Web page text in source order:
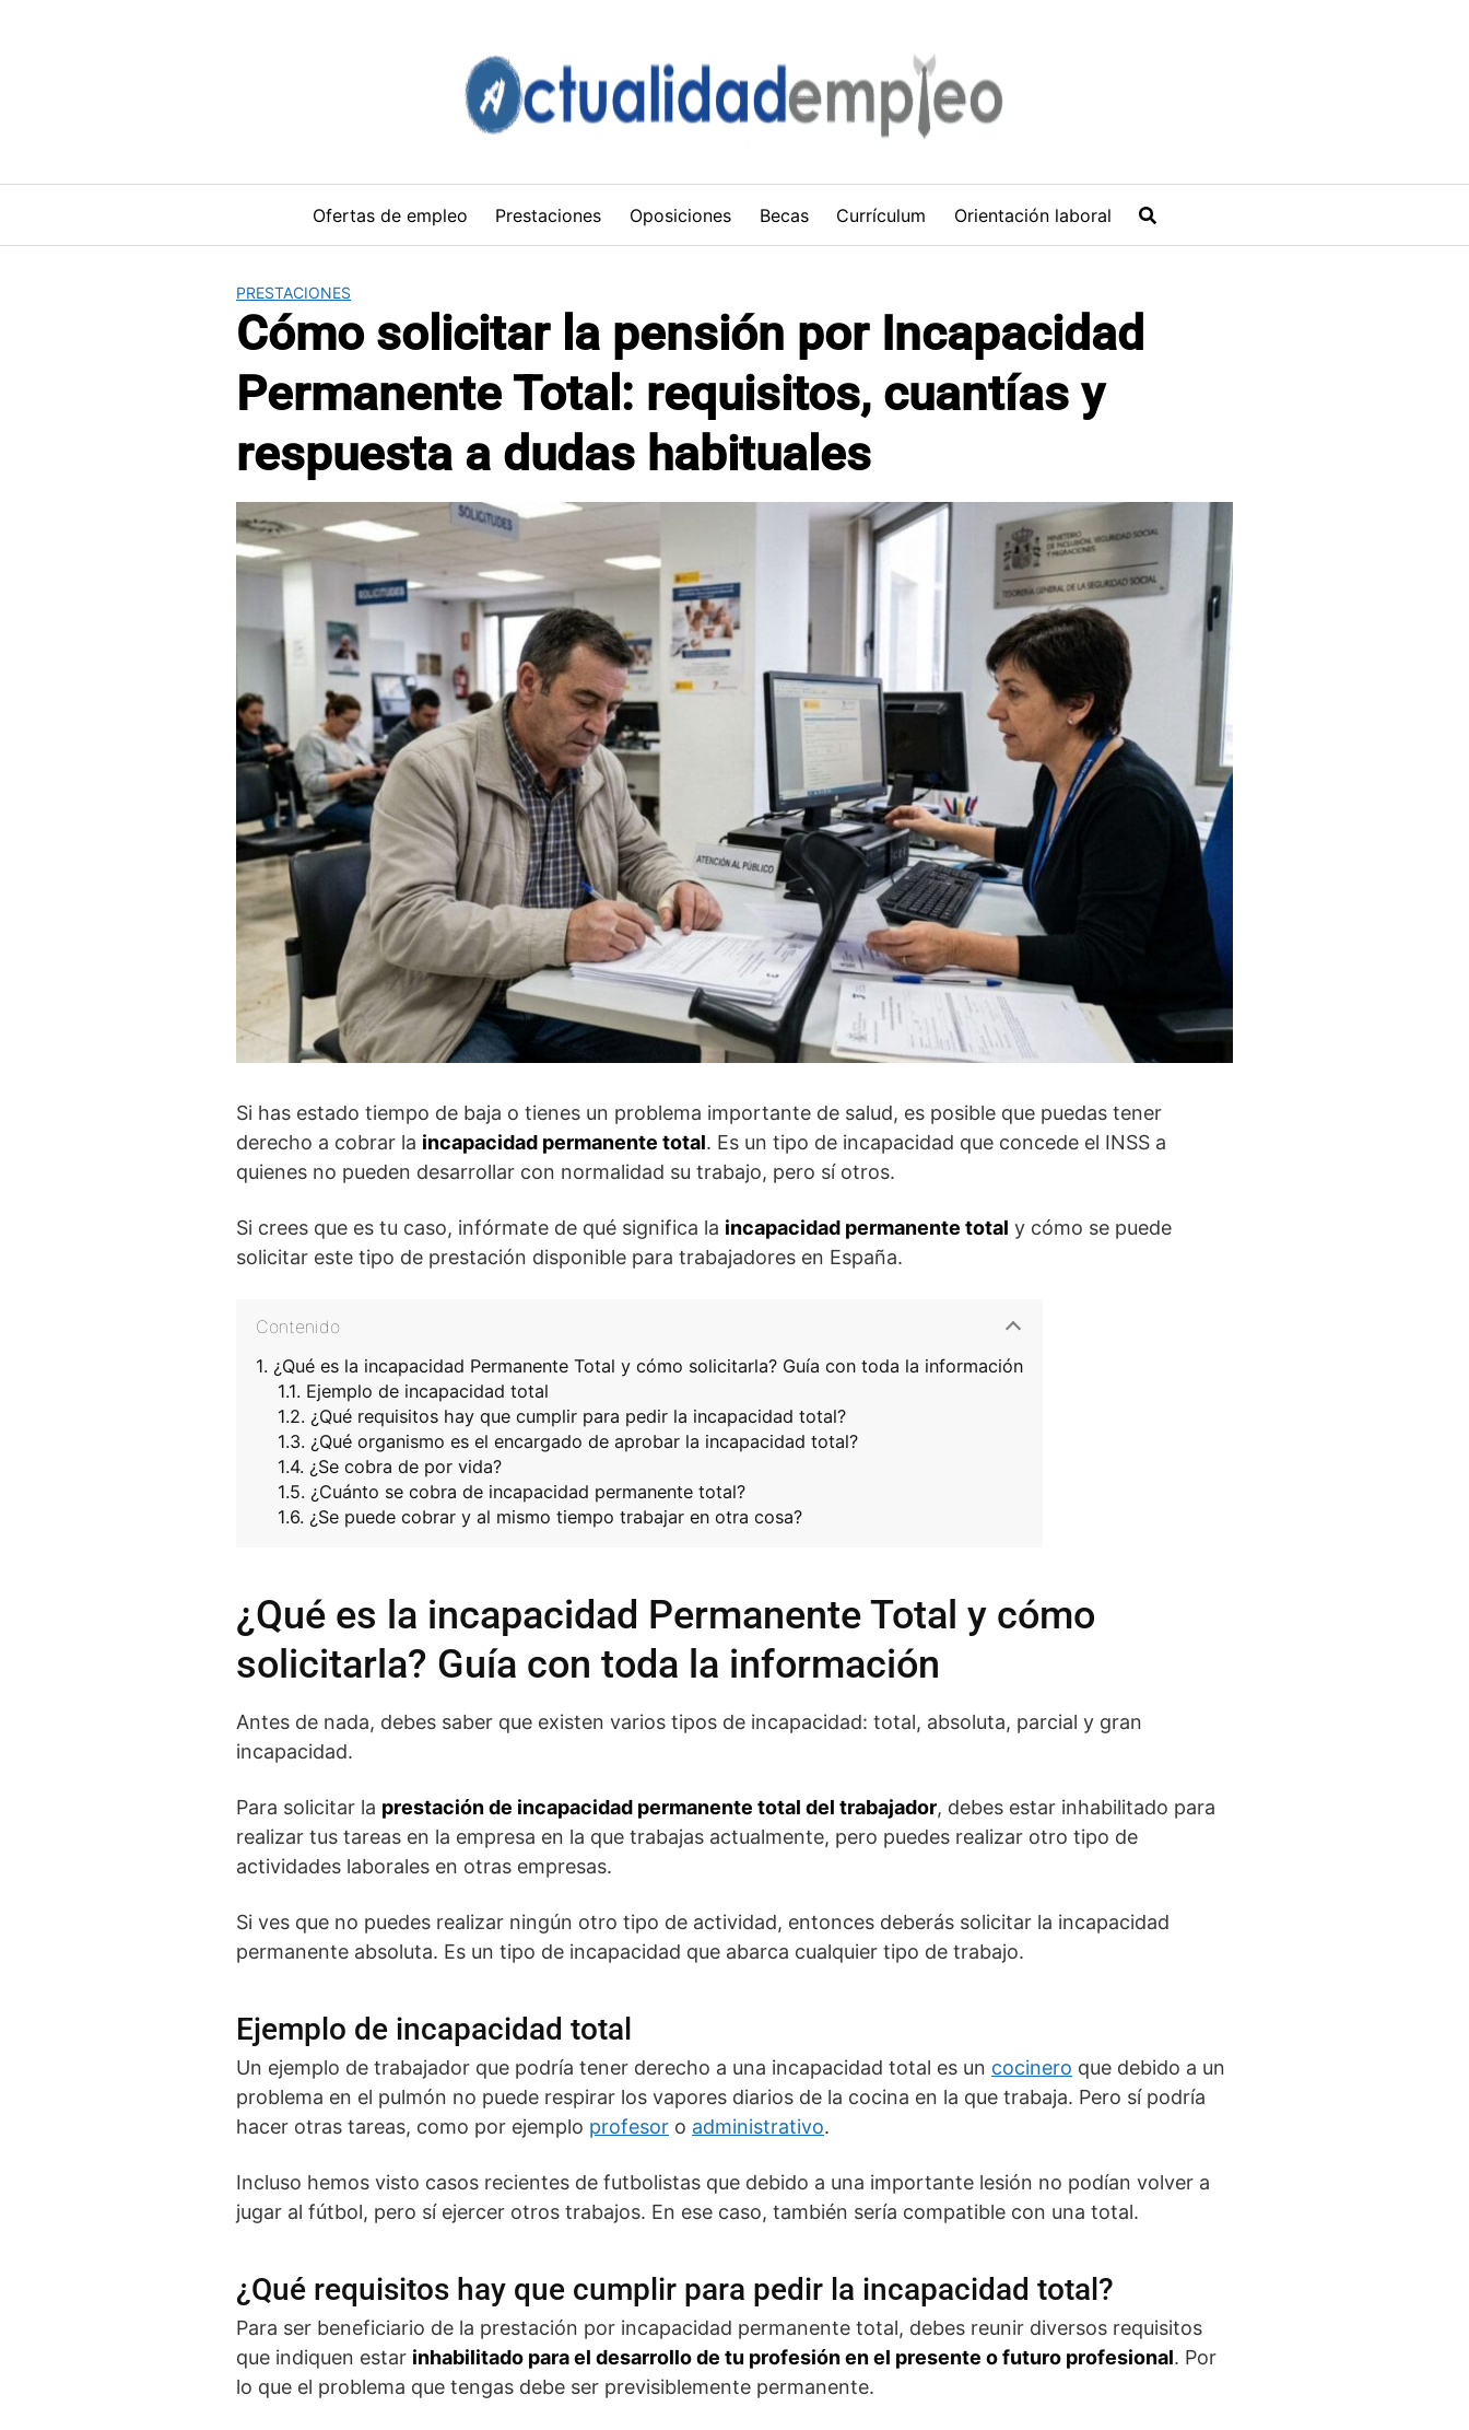
Ofertas de empleo Prestaciones Oposiciones Becas Currículum Orientación laboral
PRESTACIONES
Cómo solicitar la pensión por Incapacidad
Permanente Total: requisitos, cuantías y
respuesta a dudas habituales
Si has estado tiempo de baja o tienes un problema importante de salud, es posible que puedas tener
derecho a cobrar la incapacidad permanente total. Es un tipo de incapacidad que concede el INSS a
quienes no pueden desarrollar con normalidad su trabajo, pero sí otros.
Si crees que es tu caso, infórmate de qué significa la incapacidad permanente total y cómo se puede
solicitar este tipo de prestación disponible para trabajadores en España.
Contenido
¿Qué es la incapacidad Permanente Total y cómo solicitarla? Guía con toda la información
Ejemplo de incapacidad total
¿Qué requisitos hay que cumplir para pedir la incapacidad total?
¿Qué organismo es el encargado de aprobar la incapacidad total?
¿Se cobra de por vida?
¿Cuánto se cobra de incapacidad permanente total?
¿Se puede cobrar y al mismo tiempo trabajar en otra cosa?
¿Qué es la incapacidad Permanente Total y cómo
solicitarla? Guía con toda la información
Antes de nada, debes saber que existen varios tipos de incapacidad: total, absoluta, parcial y gran
incapacidad.
Para solicitar la prestación de incapacidad permanente total del trabajador, debes estar inhabilitado para
realizar tus tareas en la empresa en la que trabajas actualmente, pero puedes realizar otro tipo de
actividades laborales en otras empresas.
Si ves que no puedes realizar ningún otro tipo de actividad, entonces deberás solicitar la incapacidad
permanente absoluta. Es un tipo de incapacidad que abarca cualquier tipo de trabajo.
Ejemplo de incapacidad total
Un ejemplo de trabajador que podría tener derecho a una incapacidad total es un cocinero que debido a un
problema en el pulmón no puede respirar los vapores diarios de la cocina en la que trabaja. Pero sí podría
hacer otras tareas, como por ejemplo profesor o administrativo.
Incluso hemos visto casos recientes de futbolistas que debido a una importante lesión no podían volver a
jugar al fútbol, pero sí ejercer otros trabajos. En ese caso, también sería compatible con una total.
¿Qué requisitos hay que cumplir para pedir la incapacidad total?
Para ser beneficiario de la prestación por incapacidad permanente total, debes reunir diversos requisitos
que indiquen estar inhabilitado para el desarrollo de tu profesión en el presente o futuro profesional. Por
lo que el problema que tengas debe ser previsiblemente permanente.